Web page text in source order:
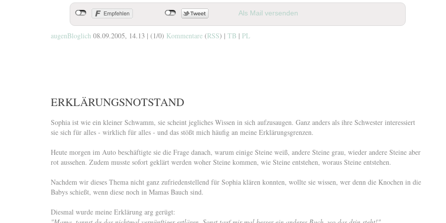
Als Mail versenden
augenBloglich 08.09.2005, 14.13 | (1/0) Kommentare (RSS) | TB | PL
ERKLÄRUNGSNOTSTAND
Sophia ist wie ein kleiner Schwamm, sie scheint jegliches Wissen in sich aufzusaugen. Ganz anders als ihre Schwester interessiert
sie sich für alles - wirklich für alles - und das stößt mich häufig an meine Erklärungsgrenzen.
Heute morgen im Auto beschäftigte sie die Frage danach, warum einige Steine weiß, andere Steine grau, wieder andere Steine aber
rot aussehen. Zudem musste sofort geklärt werden woher Steine kommen, wie Steine entstehen, woraus Steine entstehen.
Nachdem wir dieses Thema nicht ganz zufriedenstellend für Sophia klären konnten, wollte sie wissen, wer denn die Knochen in die
Babys schießt, wenn diese noch in Mamas Bauch sind.
Diesmal wurde meine Erklärung arg gerügt: